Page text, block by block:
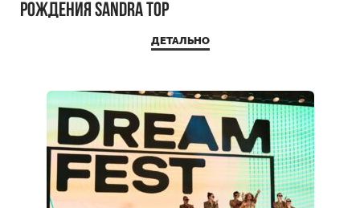
рождения Sandra Top
ДЕТАЛЬНО